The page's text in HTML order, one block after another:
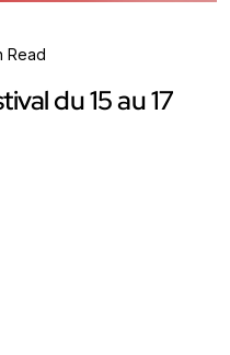
Read
du 15 au 17